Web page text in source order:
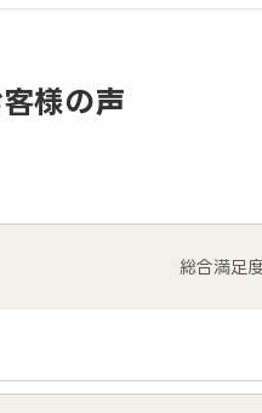
様の声
総合満足